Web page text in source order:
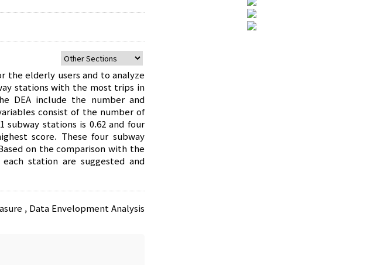
the elderly users and to analyze
stations with the most trips in
DEA include the number and
consist of the number of
subway stations is 0.62 and four
score. These four subway
on the comparison with the
station are suggested and
, Data Envelopment Analysis